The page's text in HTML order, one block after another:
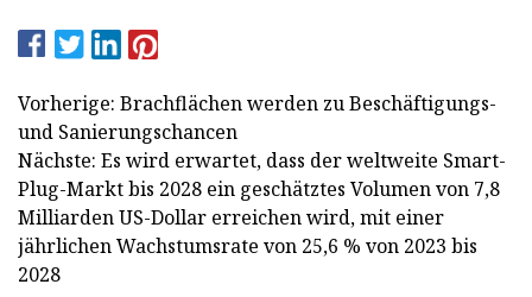
Vorherige: Brachflächen werden zu Beschäftigungs-
und Sanierungschancen
Nächste: Es wird erwartet, dass der weltweite Smart-
Plug-Markt bis 2028 ein geschätztes Volumen von 7,8
Milliarden US-Dollar erreichen wird, mit einer
jährlichen Wachstumsrate von 25,6 % von 2023 bis
2028